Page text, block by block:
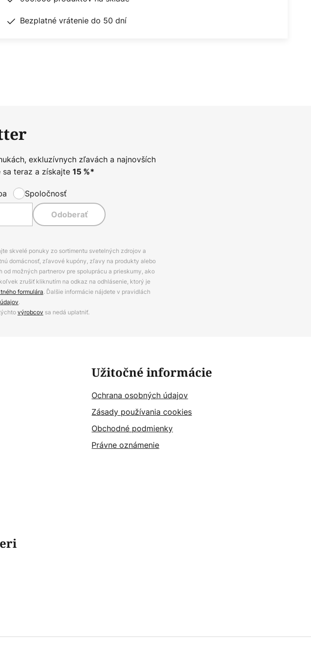
Bezplatné vrátenie do 50 dní
exkluzívnych zľavách a najnovších
teraz a získajte 15%*
Spoločnosť
Odoberať
skvelé ponuky zo sortimentu svetelných zdrojov a
domácnosť, zľavové kupóny, zľavy na produkty alebo
možných partnerov pre spoluprácu a prieskumy, ako
zrušiť kliknutím na odkaz na odhlásenie, ktorý je
formulára. Ďalšie informácie nájdete v pravidlách
.
výrobcov sa nedá uplatniť.
Užitočné informácie
Ochrana osobných údajov
Zásady používania cookies
Obchodné podmienky
Právne oznámenie